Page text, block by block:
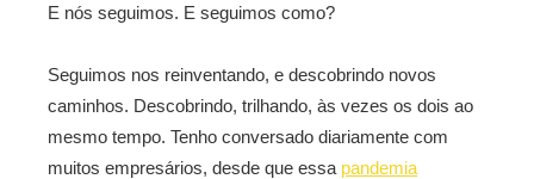
E nós seguimos. E seguimos como?
Seguimos nos reinventando, e descobrindo novos
caminhos. Descobrindo, trilhando, às vezes os dois ao
mesmo tempo. Tenho conversado diariamente com
muitos empresários, desde que essa pandemia